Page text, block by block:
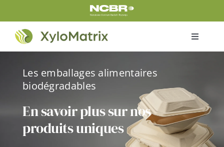
to
content
Toggle
Certificats
Les emballages alimentaires
biodégradables
En savoir plus sur nos
produits uniques